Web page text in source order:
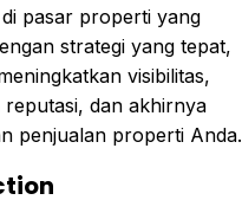
pasar properti yang
strategi yang tepat,
visibilitas,
reputasi, dan akhirnya
penjualan properti Anda.